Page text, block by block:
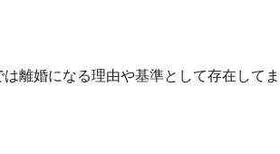
離婚になる理由や基準として存在してま